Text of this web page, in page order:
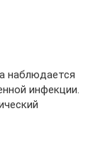
наблюдается
инфекции.